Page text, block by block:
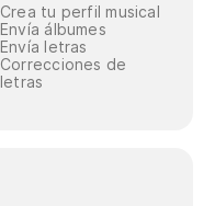
Crea tu perfil musical
Envía álbumes
Envía letras
Correcciones de
letras